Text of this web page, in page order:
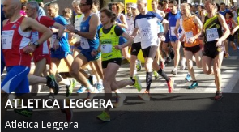
ATLETICA LEGGERA
Atletica Leggera